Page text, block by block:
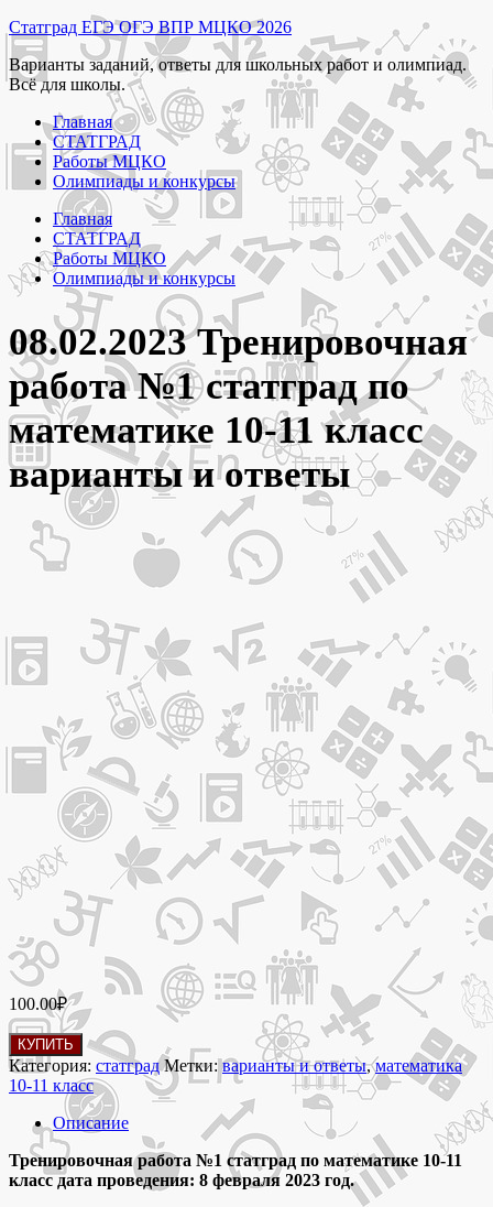
Перейти
к
содержимому
Статград ЕГЭ ОГЭ ВПР МЦКО 2026
Варианты заданий, ответы для школьных работ и олимпиад.
Всё для школы.
Главная
СТАТГРАД
Работы МЦКО
Олимпиады и конкурсы
Главная
СТАТГРАД
Работы МЦКО
Олимпиады и конкурсы
08.02.2023 Тренировочная
работа №1 статград по
математике 10-11 класс
варианты и ответы
100.00₽
Количество
товара
08.02.2023
Тренировочная
работа
№1
статград
по
КУПИТЬ
Категория: статград Метки:варианты и ответы,математика
10-11 класс
Описание
Тренировочная работа №1 статград по математике 10-11
класс дата проведения: 8 февраля 2023 год.